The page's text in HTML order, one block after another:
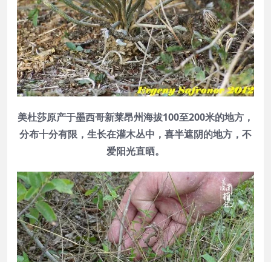
美杜莎原产于墨西哥新莱昂州海拔100至200米的地方，
分布十分有限，生长在灌木丛中，喜半遮阴的地方，不
爱阳光直晒。